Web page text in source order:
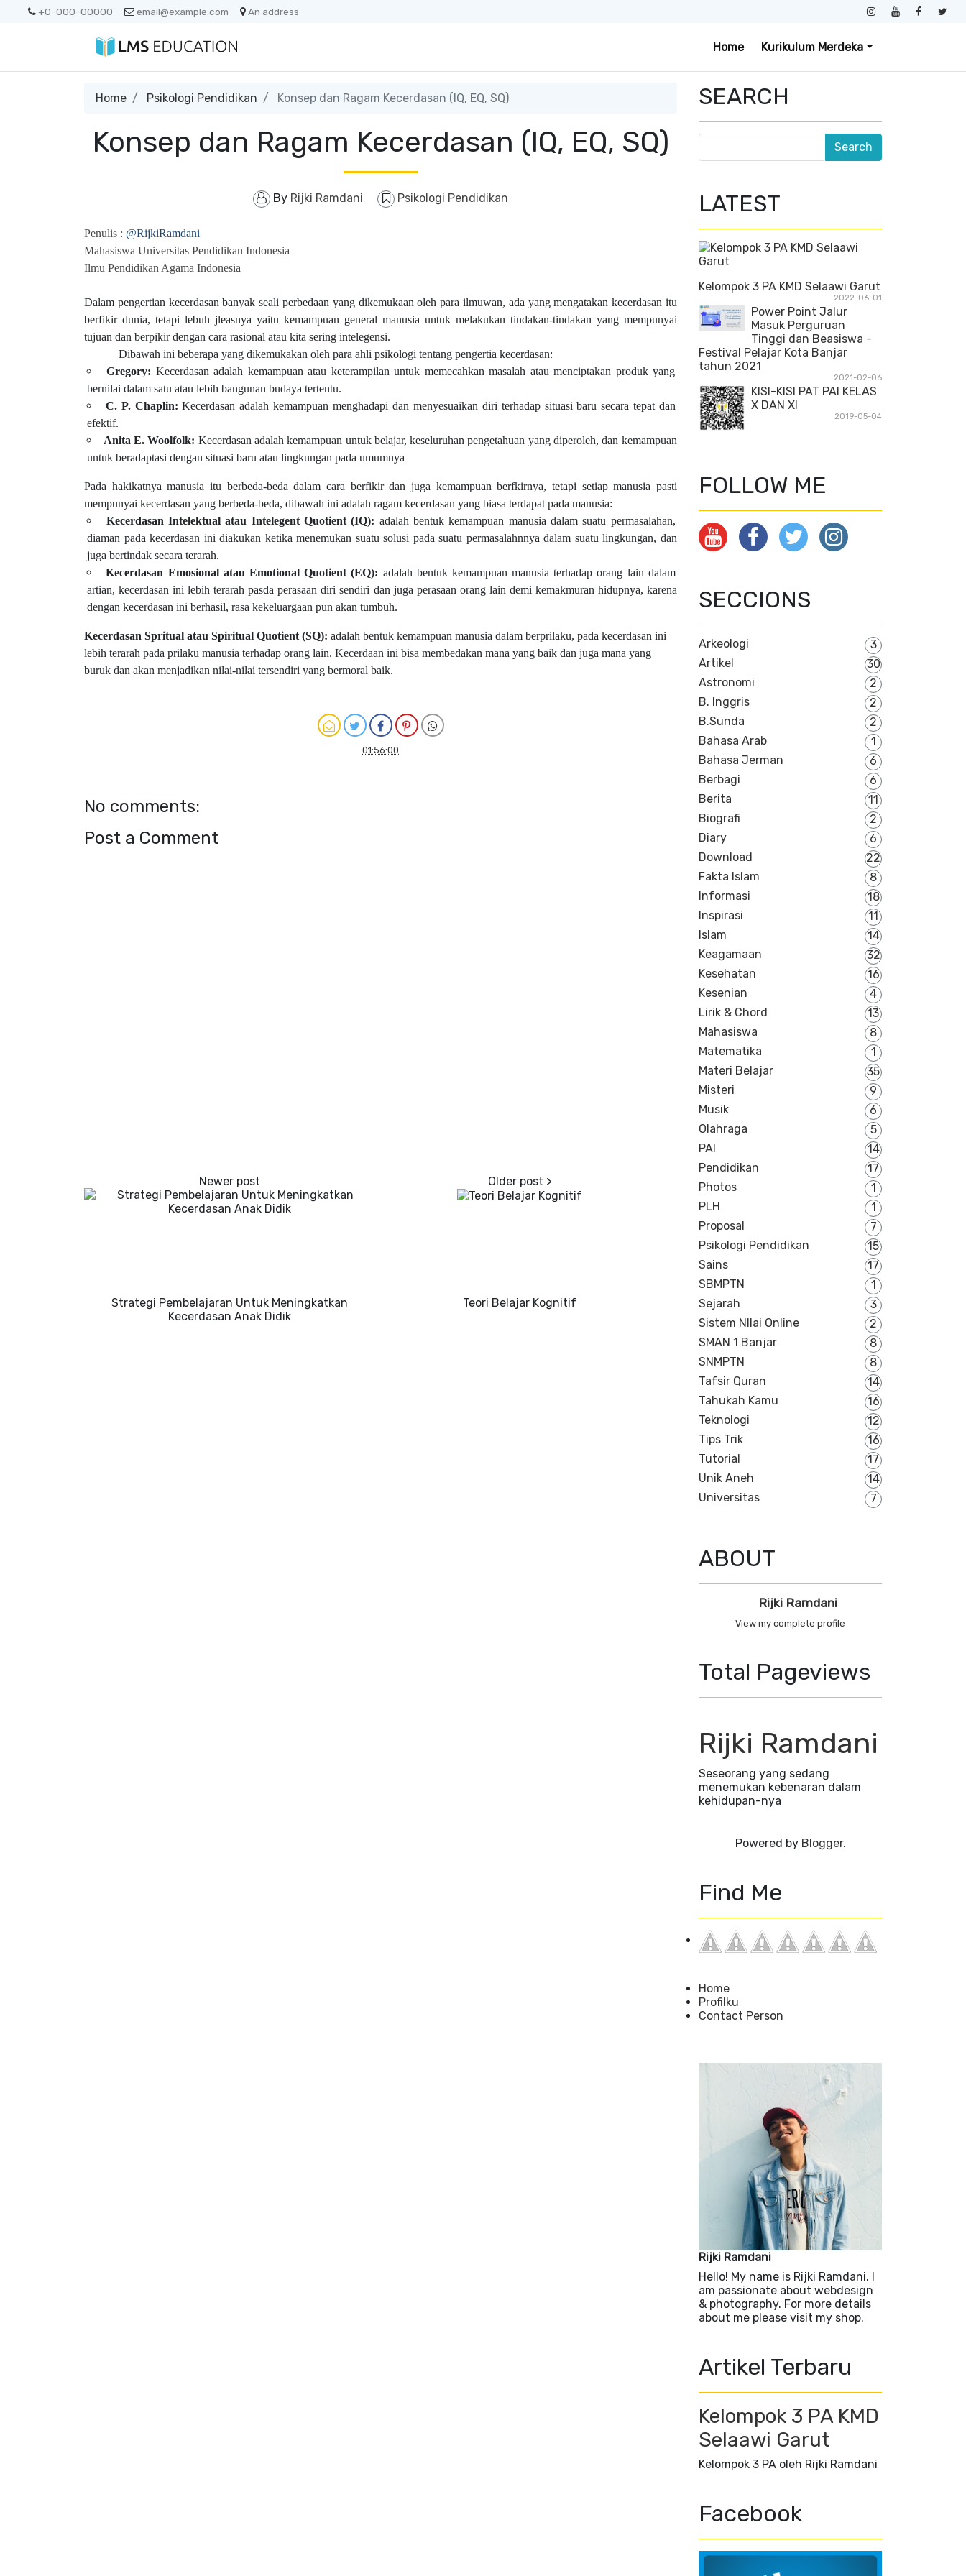
+0-000-00000 email@example.com An address
Home Kurikulum Merdeka
Home Psikologi Pendidikan Konsep dan Ragam Kecerdasan (IQ, EQ, SQ)
Konsep dan Ragam Kecerdasan (IQ, EQ, SQ)
By Rijki Ramdani Psikologi Pendidikan
Penulis : @RijkiRamdani
Mahasiswa Universitas Pendidikan Indonesia
Ilmu Pendidikan Agama Indonesia
Dalam pengertian kecerdasan banyak seali perbedaan yang dikemukaan oleh para ilmuwan, ada yang mengatakan kecerdasan itu
berfikir dunia, tetapi lebuh jleasnya yaitu kemampuan general manusia untuk melakukan tindakan-tindakan yang mempunyai
tujuan dan berpikir dengan cara rasional atau kita sering intelegensi.
Dibawah ini beberapa yang dikemukakan oleh para ahli psikologi tentang pengertia kecerdasan:
Gregory: Kecerdasan adalah kemampuan atau keterampilan untuk memecahkan masalah atau menciptakan produk yang
bernilai dalam satu atau lebih bangunan budaya tertentu.
C. P. Chaplin:Kecerdasan adalah kemampuan menghadapi dan menyesuaikan diri terhadap situasi baru secara tepat dan
efektif.
Anita E. Woolfolk: Kecerdasan adalah kemampuan untuk belajar, keseluruhan pengetahuan yang diperoleh, dan kemampuan
untuk beradaptasi dengan situasi baru atau lingkungan pada umumnya
Pada hakikatnya manusia itu berbeda-beda dalam cara berfikir dan juga kemampuan berfkirnya, tetapi setiap manusia pasti
mempunyai kecerdasan yang berbeda-beda, dibawah ini adalah ragam kecerdasan yang biasa terdapat pada manusia:
Kecerdasan Intelektual atau Intelegent Quotient (IQ): adalah bentuk kemampuan manusia dalam suatu permasalahan,
diaman pada kecerdasan ini diakukan ketika menemukan suatu solusi pada suatu permasalahnnya dalam suatu lingkungan, dan
juga bertindak secara terarah.
Kecerdasan Emosional atau Emotional Quotient (EQ): adalah bentuk kemampuan manusia terhadap orang lain dalam
artian, kecerdasan ini lebih terarah pasda perasaan diri sendiri dan juga perasaan orang lain demi kemakmuran hidupnya, karena
dengan kecerdasan ini berhasil, rasa kekeluargaan pun akan tumbuh.
Kecerdasan Spritual atau Spiritual Quotient (SQ): adalah bentuk kemampuan manusia dalam berprilaku, pada kecerdasan ini
lebih terarah pada prilaku manusia terhadap orang lain. Kecerdaan ini bisa membedakan mana yang baik dan juga mana yang
buruk dan akan menjadikan nilai-nilai tersendiri yang bermoral baik.
01:56:00
No comments:
Post a Comment
Strategi Pembelajaran Untuk Meningkatkan
Kecerdasan Anak Didik
Teori Belajar Kognitif
SEARCH
LATEST
Kelompok 3 PA KMD Selaawi Garut
2022-06-01
Power Point Jalur
Masuk Perguruan
Tinggi dan Beasiswa -
Festival Pelajar Kota Banjar
tahun 2021
2021-02-06
KISI-KISI PAT PAI KELAS
X DAN XI
2019-05-04
FOLLOW ME
SECCIONS
Arkeologi
3
Artikel
30
Astronomi
2
B. Inggris
2
B.Sunda
2
Bahasa Arab
1
Bahasa Jerman
6
Berbagi
6
Berita
11
Biografi
2
Diary
6
Download
22
Fakta Islam
8
Informasi
18
Inspirasi
11
Islam
14
Keagamaan
32
Kesehatan
16
Kesenian
4
Lirik & Chord
13
Mahasiswa
8
Matematika
1
Materi Belajar
35
Misteri
9
Musik
6
Olahraga
5
PAI
14
Pendidikan
17
Photos
1
PLH
1
Proposal
7
Psikologi Pendidikan
15
Sains
17
SBMPTN
1
Sejarah
3
Sistem NIlai Online
2
SMAN 1 Banjar
8
SNMPTN
8
Tafsir Quran
14
Tahukah Kamu
16
Teknologi
12
Tips Trik
16
Tutorial
17
Unik Aneh
14
Universitas
7
ABOUT
Rijki Ramdani
View my complete profile
Total Pageviews
Rijki Ramdani
Seseorang yang sedang
menemukan kebenaran dalam
kehidupan-nya
Powered by Blogger.
Find Me
Home
Profilku
Contact Person
Rijki Ramdani
Hello! My name is Rijki Ramdani. I
am passionate about webdesign
& photography. For more details
about me please visit my shop.
Artikel Terbaru
Kelompok 3 PA KMD
Selaawi Garut
Kelompok 3 PA oleh Rijki Ramdani
Facebook